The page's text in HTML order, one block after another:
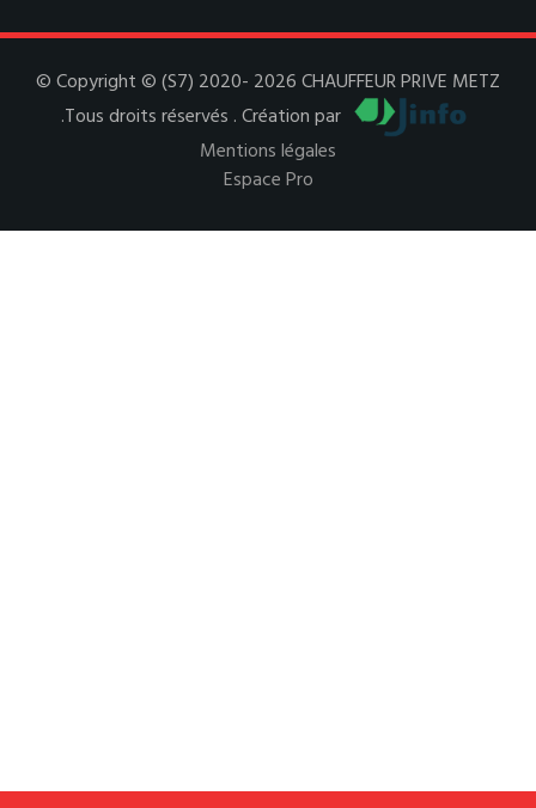
© Copyright © (S7) 2020- 2026 CHAUFFEUR PRIVE METZ
.Tous droits réservés . Création par
Mentions légales
Espace Pro